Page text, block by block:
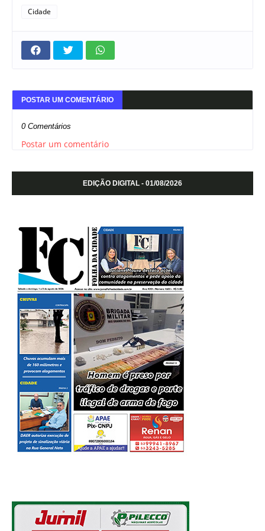
Cidade
POSTAR UM COMENTÁRIO
0 Comentários
Postar um comentário
EDIÇÃO DIGITAL - 01/08/2026